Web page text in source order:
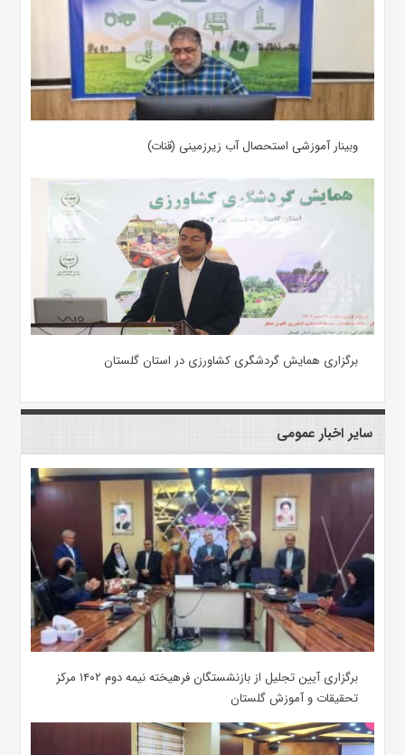
وبینار آموزشی استحصال آب زیرزمینی (قنات)
برگزاری همایش گردشگری کشاورزی در استان گلستان
سایر اخبار عمومی
برگزاری آیین تجلیل از بازنشستگان فرهیخته نیمه دوم ۱۴۰۲ مرکز
تحقیقات و آموزش گلستان